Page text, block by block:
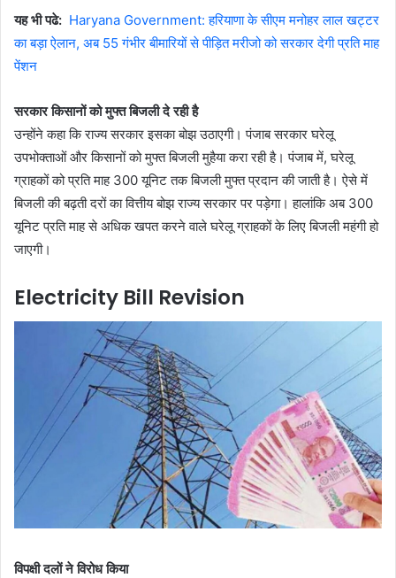
यह भी पढे: Haryana Government: हरियाणा के सीएम मनोहर लाल खट्टर
का बड़ा ऐलान, अब 55 गंभीर बीमारियों से पीड़ित मरीजो को सरकार देगी प्रति माह
पेंशन
सरकार किसानों को मुफ्त बिजली दे रही है
उन्होंने कहा कि राज्य सरकार इसका बोझ उठाएगी। पंजाब सरकार घरेलू
उपभोक्ताओं और किसानों को मुफ्त बिजली मुहैया करा रही है। पंजाब में, घरेलू
ग्राहकों को प्रति माह 300 यूनिट तक बिजली मुफ्त प्रदान की जाती है। ऐसे में
बिजली की बढ़ती दरों का वित्तीय बोझ राज्य सरकार पर पड़ेगा। हालांकि अब 300
यूनिट प्रति माह से अधिक खपत करने वाले घरेलू ग्राहकों के लिए बिजली महंगी हो
जाएगी।
Electricity Bill Revision
विपक्षी दलों ने विरोध किया